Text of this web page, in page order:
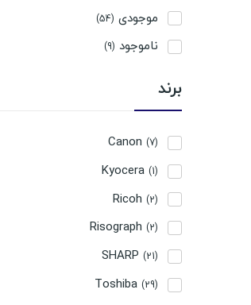
موجودی (54)
ناموجود (9)
برند
Canon (7)
Kyocera (1)
Ricoh (2)
Risograph (2)
SHARP (21)
Toshiba (29)